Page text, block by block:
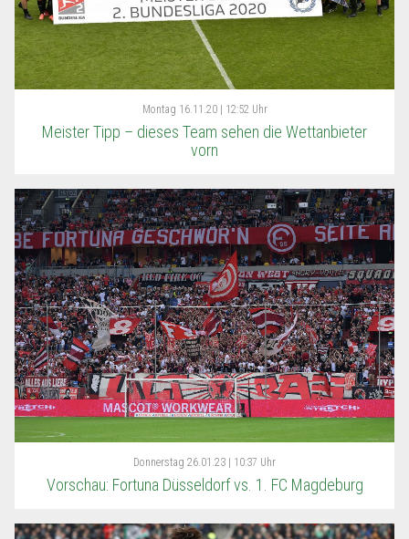
Montag 16.11.20 | 12:52 Uhr
Meister Tipp – dieses Team sehen die Wettanbieter
vorn
Donnerstag 26.01.23 | 10:37 Uhr
Vorschau: Fortuna Düsseldorf vs. 1. FC Magdeburg